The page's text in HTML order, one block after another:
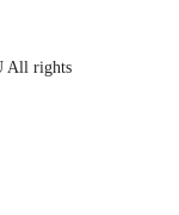
All rights